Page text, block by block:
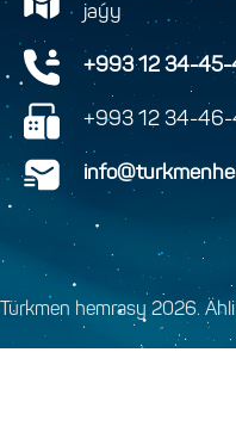
jaýy
+993 12 34-
+993 12 34-
Türkmen hemrasy 2026.